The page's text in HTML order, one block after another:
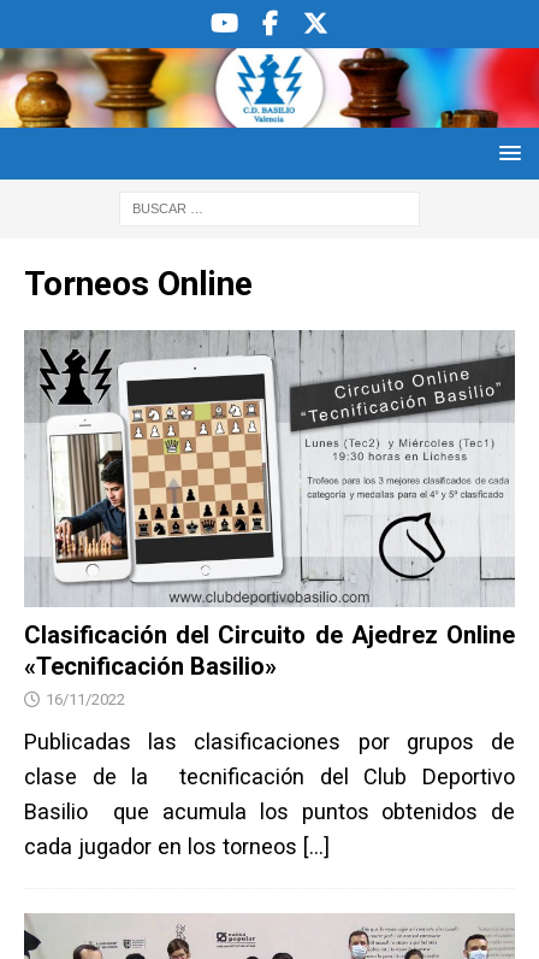
Torneos Online
Clasificación del Circuito de Ajedrez Online
«Tecnificación Basilio»
16/11/2022
Publicadas las clasificaciones por grupos de
clase de la tecnificación del Club Deportivo
Basilio que acumula los puntos obtenidos de
cada jugador en los torneos […]